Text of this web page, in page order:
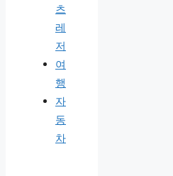
츠
레
저
여
행
자
동
차